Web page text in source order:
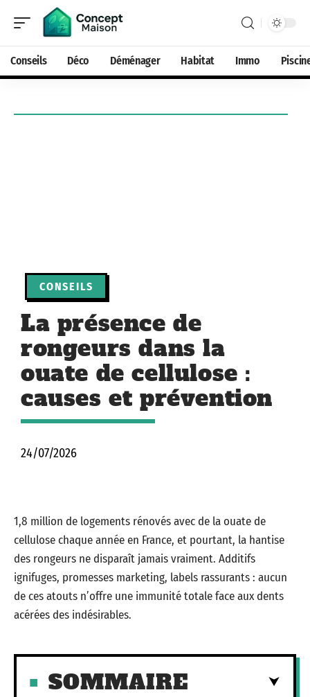
Conseils Déco Déménager Habitat Immo
CONSEILS
La présence de
rongeurs dans la
ouate de cellulose :
causes et prévention
24/07/2026
1,8 million de logements rénovés avec de la ouate de
cellulose chaque année en France, et pourtant, la hantise
des rongeurs ne disparaît jamais vraiment. Additifs
ignifuges, promesses marketing, labels rassurants : aucun
de ces atouts n’offre une immunité totale face aux dents
acérées des indésirables.
SOMMAIRE